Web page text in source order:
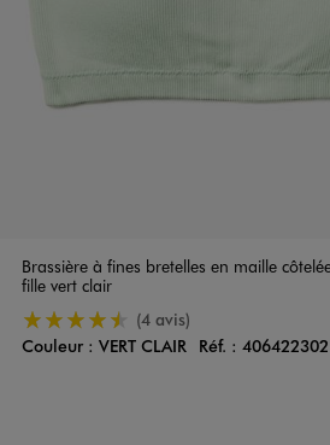
Brassière à fines bretelles en maille
fille vert clair
4.5/5 de moyenne
(4 avis)
Couleur
Couleur : VERT CLAIR Réf. :